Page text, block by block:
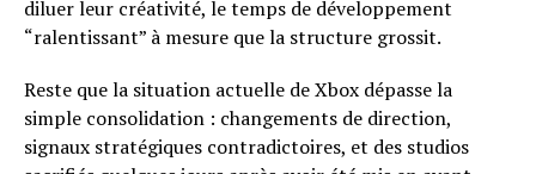
diluer leur créativité, le temps de développement
“ralentissant” à mesure que la structure grossit.
Reste que la situation actuelle de Xbox dépasse la
simple consolidation : changements de direction,
signaux stratégiques contradictoires, et des studios